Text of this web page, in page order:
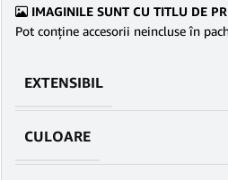
IMAGINILE SUNT CU TITLU DE
Pot conține accesorii neincluse în
EXTENSIBIL
CULOARE